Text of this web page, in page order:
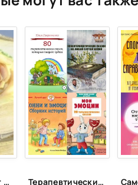
Цитаты из книг и фильмов, которые помогут не сдаться в трудную минуту или после неудачи Терапевтические сказки для детей!